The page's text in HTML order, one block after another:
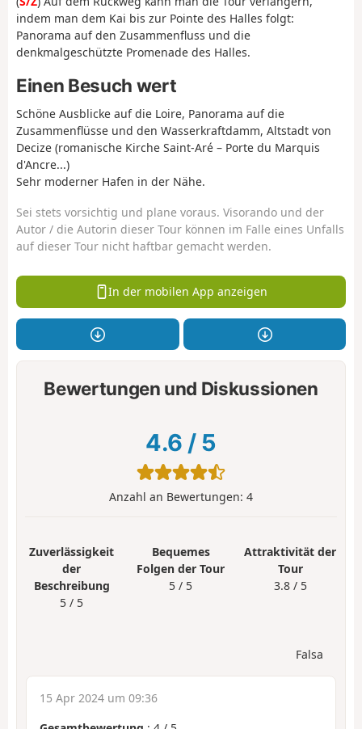
indem man dem Kai bis zur Pointe des Halles folgt:
Panorama auf den Zusammenfluss und die
denkmalgeschützte Promenade des Halles.
Einen Besuch wert
Schöne Ausblicke auf die Loire, Panorama auf die
Zusammenflüsse und den Wasserkraftdamm, Altstadt von
Decize (romanische Kirche Saint-Aré – Porte du Marquis
d'Ancre...)
Sehr moderner Hafen in der Nähe.
Sei stets vorsichtig und plane voraus. Visorando und der
Autor / die Autorin dieser Tour können im Falle eines Unfalls
auf dieser Tour nicht haftbar gemacht werden.
In der mobilen App anzeigen
Bewertungen und Diskussionen
4.6 / 5
Anzahl an Bewertungen: 4
Zuverlässigkeit
der
Beschreibung
5 / 5
Bequemes
Folgen der Tour
5 / 5
Attraktivität der
Tour
3.8 / 5
Falsa
15 Apr 2024 um 09:36